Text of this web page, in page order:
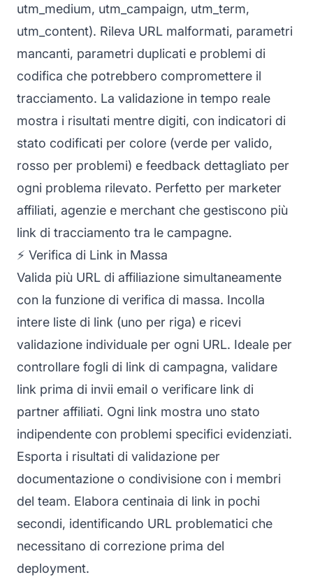
utm_medium, utm_campaign, utm_term,
utm_content). Rileva URL malformati, parametri
mancanti, parametri duplicati e problemi di
codifica che potrebbero compromettere il
tracciamento. La validazione in tempo reale
mostra i risultati mentre digiti, con indicatori di
stato codificati per colore (verde per valido,
rosso per problemi) e feedback dettagliato per
ogni problema rilevato. Perfetto per marketer
affiliati, agenzie e merchant che gestiscono più
link di tracciamento tra le campagne.
⚡ Verifica di Link in Massa
Valida più URL di affiliazione simultaneamente
con la funzione di verifica di massa. Incolla
intere liste di link (uno per riga) e ricevi
validazione individuale per ogni URL. Ideale per
controllare fogli di link di campagna, validare
link prima di invii email o verificare link di
partner affiliati. Ogni link mostra uno stato
indipendente con problemi specifici evidenziati.
Esporta i risultati di validazione per
documentazione o condivisione con i membri
del team. Elabora centinaia di link in pochi
secondi, identificando URL problematici che
necessitano di correzione prima del
deployment.